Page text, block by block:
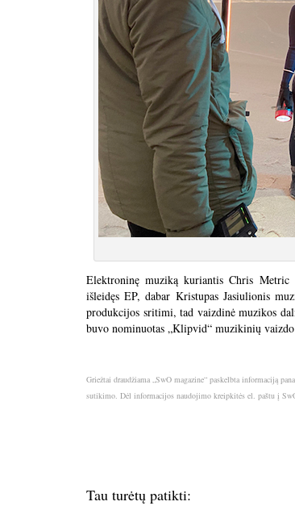
Elektroninę muziką kuriantis Chris Metric
išleidęs EP, dabar Kristupas Jasiulionis
produkcijos sritimi, tad vaizdinė muzikos
buvo nominuotas „Klipvid“ muzikinių
Griežtai draudžiama „SwO magazine“ paskelbta informaciją
sutikimo. Dėl informacijos naudojimo kreipkitės el. paštu į
Tau turėtų patikti: